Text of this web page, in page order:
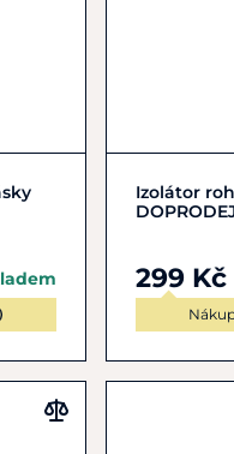
Izolátor
299 Kč